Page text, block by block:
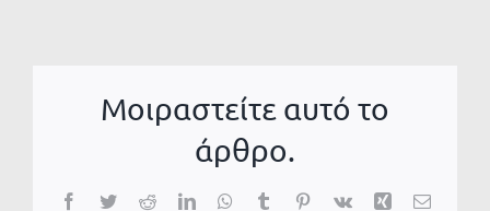
Μοιραστείτε αυτό το
άρθρο.
Facebook
TwitterRedditLinkedInWhatsApp
TumblrPinterest
Vk Xing Email